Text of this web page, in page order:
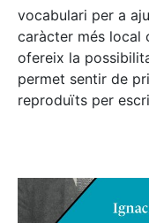
vocabulari per a
caràcter més local
ofereix la
permet sentir de
reproduïts per